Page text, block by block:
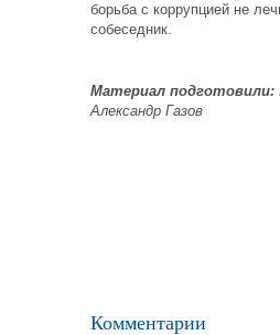
борьба с коррупцией не
собеседник.
Материал подготовили:
Александр Газов
Комментарии